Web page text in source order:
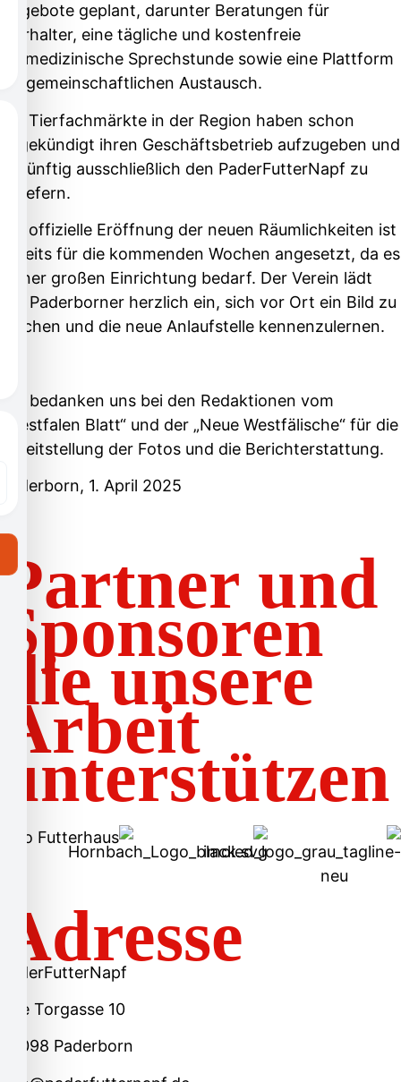
Angebote geplant, darunter Beratungen für
Tierhalter, eine tägliche und kostenfreie
tiermedizinische Sprechstunde sowie eine Plattform
für gemeinschaftlichen Austausch.
Die Tierfachmärkte in der Region haben schon
angekündigt ihren Geschäftsbetrieb aufzugeben und
zukünftig ausschließlich den PaderFutterNapf zu
beliefern.
Die offizielle Eröffnung der neuen Räumlichkeiten ist
bereits für die kommenden Wochen angesetzt, da es
keiner großen Einrichtung bedarf. Der Verein lädt
alle Paderborner herzlich ein, sich vor Ort ein Bild zu
machen und die neue Anlaufstelle kennenzulernen.
Wir bedanken uns bei den Redaktionen vom
„Westfalen Blatt“ und der „Neue Westfälische“ für die
Bereitstellung der Fotos und die Berichterstattung.
Paderborn, 1. April 2025
Partner und
Sponsoren
die unsere
Arbeit
unterstützen
Adresse
PaderFutterNapf
Alte Torgasse 10
33098 Paderborn